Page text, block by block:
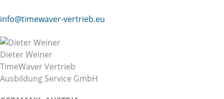
info@timewaver-vertrieb.eu
Dieter Weiner
TimeWaver Vertrieb
Ausbildung Service GmbH